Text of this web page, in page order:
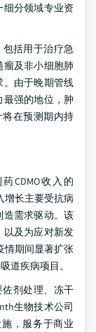
细分领域专业资
包括用于治疗急
瘤及非小细胞肺
。由于晚期管线
强的地位，肿
将在预测期内持
CDMO收入的
增长主要受抗病
造需求驱动。该
以及为应对新发
情期间显著扩张
道疾病项目。
佐剂处理、冻干
生物技术公司
，服务于商业